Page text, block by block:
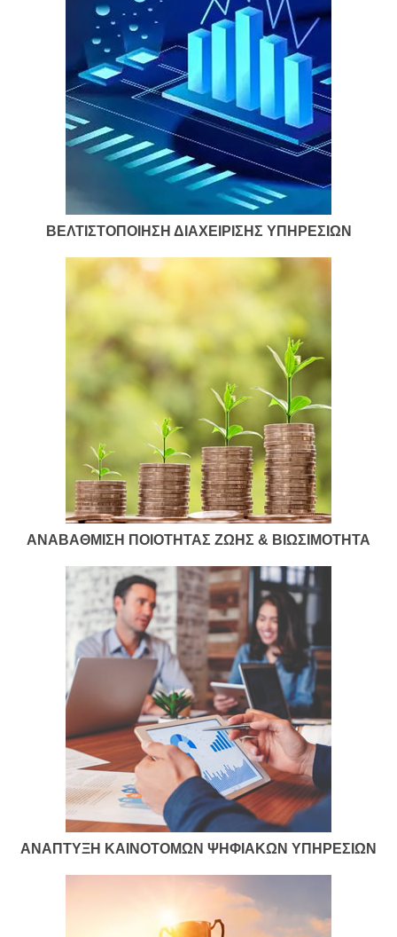
ΒΕΛΤΙΣΤΟΠΟΙΗΣΗ ΔΙΑΧΕΙΡΙΣΗΣ ΥΠΗΡΕΣΙΩΝ
ΑΝΑΒΑΘΜΙΣΗ ΠΟΙΟΤΗΤΑΣ ΖΩΗΣ & ΒΙΩΣΙΜΟΤΗΤΑ
ΑΝΑΠΤΥΞΗ ΚΑΙΝΟΤΟΜΩΝ ΨΗΦΙΑΚΩΝ ΥΠΗΡΕΣΙΩΝ